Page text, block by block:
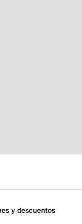
y descuentos